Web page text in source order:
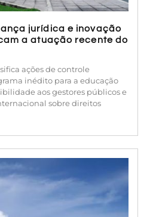
jurídica e inovação
a atuação recente do
ações de controle
inédito para a educação
aos gestores públicos e
sobre direitos